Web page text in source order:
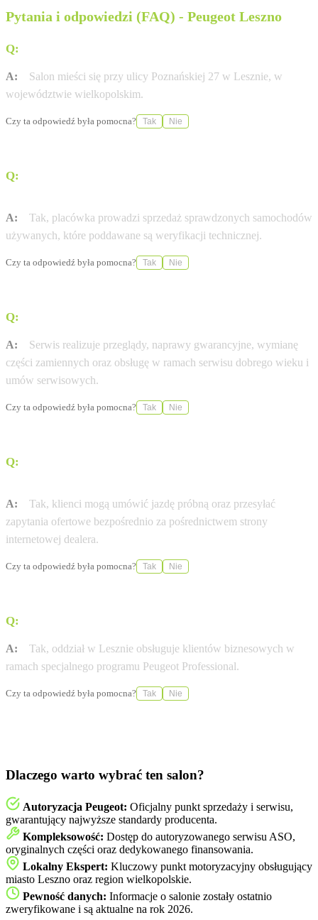
Pytania i odpowiedzi (FAQ) - Peugeot Leszno
Q:
A:
Salon mieści się przy ulicy Poznańskiej 27 w Lesznie, w
województwie wielkopolskim.
Czy ta odpowiedź była pomocna? Tak Nie
Q:
A:
Tak, placówka prowadzi sprzedaż sprawdzonych samochodów
używanych, które poddawane są weryfikacji technicznej.
Czy ta odpowiedź była pomocna? Tak Nie
Q:
A:
Serwis realizuje przeglądy, naprawy gwarancyjne, wymianę
części zamiennych oraz obsługę w ramach serwisu dobrego wieku i
umów serwisowych.
Czy ta odpowiedź była pomocna? Tak Nie
Q:
A:
Tak, klienci mogą umówić jazdę próbną oraz przesyłać
zapytania ofertowe bezpośrednio za pośrednictwem strony
internetowej dealera.
Czy ta odpowiedź była pomocna? Tak Nie
Q:
A:
Tak, oddział w Lesznie obsługuje klientów biznesowych w
ramach specjalnego programu Peugeot Professional.
Czy ta odpowiedź była pomocna? Tak Nie
Dlaczego warto wybrać ten salon?
Autoryzacja Peugeot: Oficjalny punkt sprzedaży i serwisu,
gwarantujący najwyższe standardy producenta.
Kompleksowość: Dostęp do autoryzowanego serwisu ASO,
oryginalnych części oraz dedykowanego finansowania.
Lokalny Ekspert: Kluczowy punkt motoryzacyjny obsługujący
miasto Leszno oraz region wielkopolskie.
Pewność danych: Informacje o salonie zostały ostatnio
zweryfikowane i są aktualne na rok 2026.